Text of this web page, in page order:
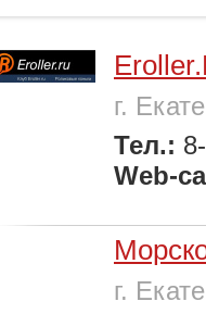
г.
Тел.:
Web-
г.